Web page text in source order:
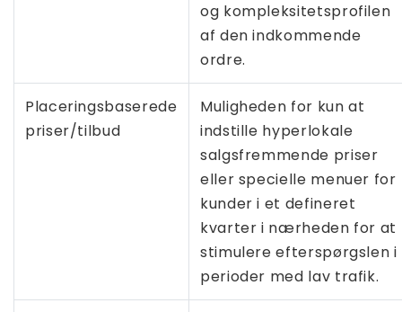
og kompleksitetsprofilen
af ​​den indkommende
ordre.
Placeringsbaserede
priser/tilbud
Muligheden for kun at
indstille hyperlokale
salgsfremmende priser
eller specielle menuer for
kunder i et defineret
kvarter i nærheden for at
stimulere efterspørgslen i
perioder med lav trafik.